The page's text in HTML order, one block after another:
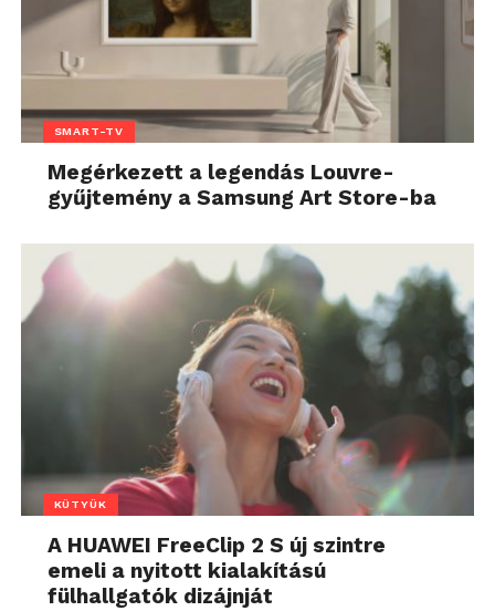
SMART-TV
Megérkezett a legendás Louvre-
gyűjtemény a Samsung Art Store-ba
KÜTYÜK
A HUAWEI FreeClip 2 S új szintre
emeli a nyitott kialakítású
fülhallgatók dizájnját